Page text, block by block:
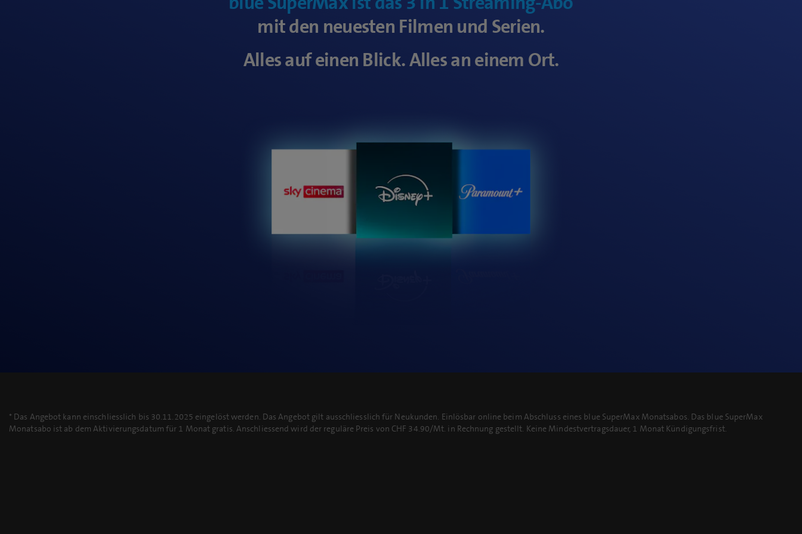
mit den neuesten Filmen und Serien.
Alles auf einen Blick. Alles an einem Ort.
* Das Angebot kann einschliesslich bis 30.11.2025 eingelöst werden. Das Angebot gilt ausschliesslich für Neukunden. Einlösbar online beim Abschluss eines blue SuperMax Monatsabos. Das blue SuperMax
Monatsabo ist ab dem Aktivierungsdatum für 1 Monat gratis. Anschliessend wird der reguläre Preis von CHF 34.90/Mt. in Rechnung gestellt. Keine Mindestvertragsdauer, 1 Monat Kündigungsfrist.